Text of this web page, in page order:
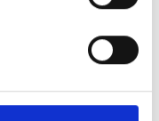
Dorothea Lehnert,